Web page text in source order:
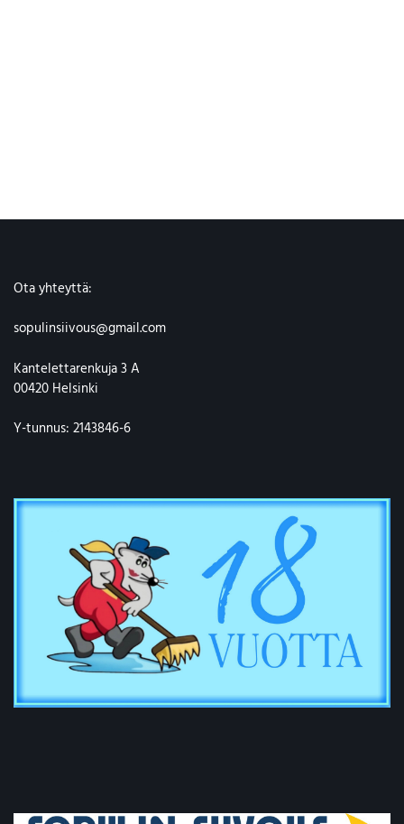
Ota yhteyttä:
sopulinsiivous@gmail.com
Kantelettarenkuja 3 A
00420 Helsinki
Y-tunnus: 2143846-6